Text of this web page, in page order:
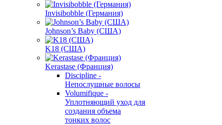
Invisibobble (Германия)
Johnson’s Baby (США)
K18 (США)
Kerastase (Франция)
Discipline -
Непослушные волосы
Volumifique -
Уплотняющий уход для
создания объема
тонких волос